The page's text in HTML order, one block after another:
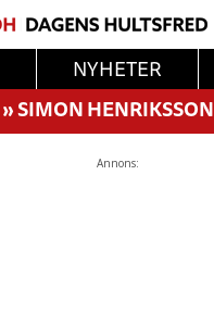
NYHETER
»SIMON HENRIKSSON
Annons: